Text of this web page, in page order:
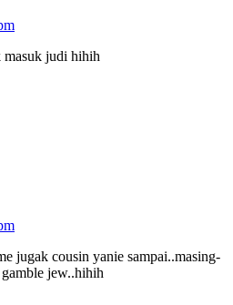
masuk judi hihih
jugak cousin yanie sampai..masing-
jew..hihih